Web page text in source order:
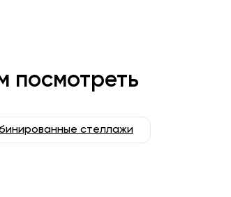
посмотреть
стеллажи